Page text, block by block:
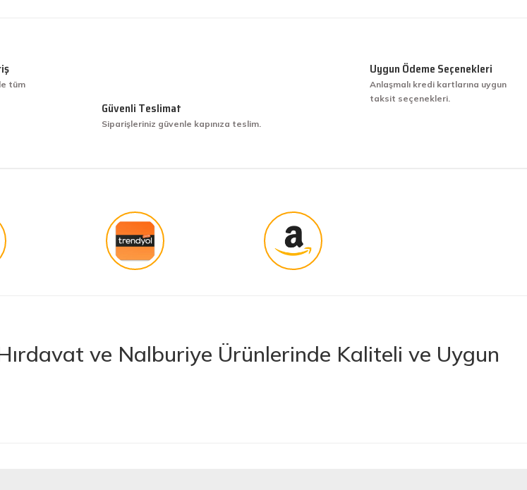
tüm
Güvenli Teslimat
Siparişleriniz güvenle kapınıza teslim.
Uygun Ödeme Seçenekleri
Anlaşmalı kredi kartlarına uygun
taksit seçenekleri.
ve Nalburiye Ürünlerinde Kaliteli ve Uygun